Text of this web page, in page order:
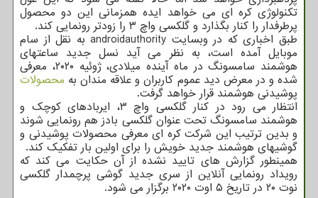
تکنولوژی کره ای می خواهد ایده همزمانی این دو محصول
پرطرفدار را کنار بگذارد و گلکسی واچ ۳ را زودتر رونمایی کند.
طبق اخباری که در وبسایت androidauthority به نقل از سام
موبایل آمده است، به نظر می آید نسل جدید ساعتهای
هوشمند سامسونگ در ماه آینده میلادی، ژوئیه ۲۰۲۰، معرفی
شده و در معرض دید عموم کاربران و علاقه مندان به محصولات
پوشیدنی هوشمند قرار خواهد گرفت.
انتظار می رود در کنار گلکسی واچ ۳، ایربادهای کوچک و
هوشمند سامسونگ تحت عنوان گلکسی بادز هم رونمایی شوند
و بدین ترتیب این شرکت کره ای معرفی محصولات پوشیدنی و
گوشیهای هوشمند جدید خویش را برای اولین بار تفکیک کند.
همینطور گزارش های تایید نشده از آن حکایت می کند که
رویداد رونمایی آنلاین از سری جدید گوشی پرچمدار گلکسی
نوت ۲۰ در تاریخ ۵ اوت ۲۰۲۰ برگزار می شود.